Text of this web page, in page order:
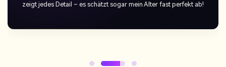
real und wissenschaftlich es aussieht. Die Bewertungen werden